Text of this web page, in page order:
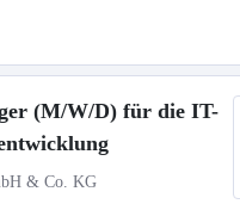
(M/W/D) für die IT-
& Co. KG